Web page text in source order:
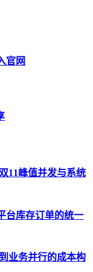
官网
11峰值并发与系统
台库存订单的统一
业务并行的成本构